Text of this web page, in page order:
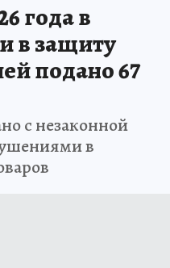
года в
в защиту
подано 67
с незаконной
в